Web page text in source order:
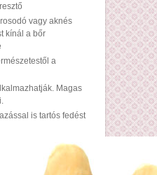
vagy aknés
kínál a bőr
a
Magas
is tartós fedést